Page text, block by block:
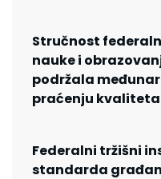
Stručnost
nauke i
podržala
praćenju
Federalni tržišni
standarda